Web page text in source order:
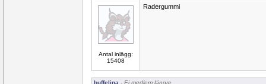
Antal inlägg:
15408
Radergummi
buffelina - Ej medlem längre